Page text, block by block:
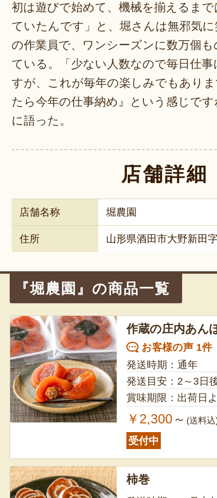
初は遊びで始めて、機械を揃えるま
ていたんです」と、堀さんは無邪気
の作業員で、ワンシーズンに数万個
ている。「少ない人数なので毎日仕
すが、これが毎年の楽しみでもあり
たら今年の仕事納め』という感じで
に語った。
店舗詳細
店舗名称 堀農園
住所 山形県酒田市大野新田
『堀農園』の商品一覧
作蔵の庄内あん
お客様の声 1件
発送時期：通年
発送目安：2～3日
賞味期限：出荷日
￥2,300 ～ (送料
受付中
柿巻